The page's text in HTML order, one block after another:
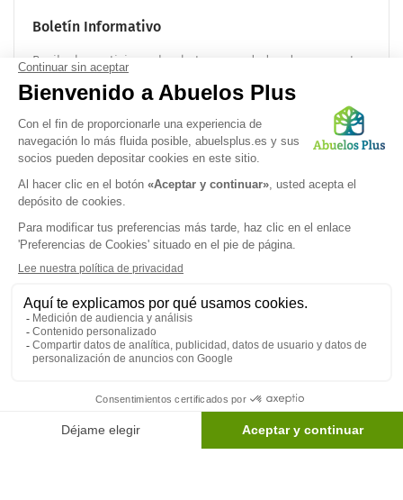
Boletín Informativo
Recibe las noticias sobre la tercera edad cada mes en tu
correo electrónico:
Síguenos en
cookies
© 2026 Abuelos Plus - Derechos reservados.